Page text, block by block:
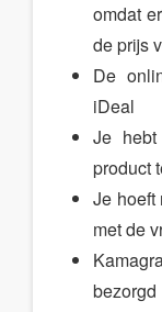
omdat
de prijs
De
iDeal
Je
product
Je hoeft
met de